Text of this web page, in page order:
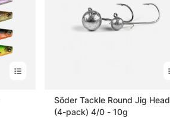
Söder Tackle Round Jig Head
(4-pack) 4/0 - 10g